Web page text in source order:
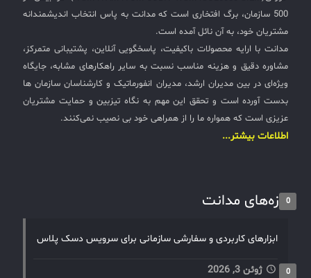
دسترسی‌های پرقدرت و تحلیل فایروال کاهش ریسک‌های
تحلیل لاگ‌ها، تشخیص تهدیدات کشف سریع تهدیدات و
حفظ امنیت شبکه Vulnerability Manager Plus شناسایی
آسیب‌پذیری‌ها، مدیریت ریسک، گزارش امنیتی کاهش خطر
نفوذ و بهبود وضعیت امنیتی سازمان ADSelf Service Plus
خدمات خودکار مدیریت رمز عبور و احراز هویت کاهش بار
کاری بخش IT و افزایش رضایت کاربران EventLog Analyzer
جمع‌آوری و تحلیل رویدادهای امنیتی پیگیری دقیق رخدادها و
500 سازمان، برگ افتخاری است که مدانت به پاس انتخاب اندیشمندانه
مشتریان خود، به آن نائل آمده است.
مدانت با ارایه محصولات باکیفیت، پاسخگویی آنلاین، پشتیبانی متمرکز،
مشاوره دقیق و هزینه مناسب نسبت به سایر راهکارهای مشابه، جایگاه
ویژه‌ای در بین مدیران ارشد، مدیران انفورماتیک و کارشناسان سازمان ها
بدست آورده است و تحقق این مهم به نگاه تیزبین و حمایت مشتریان
عزیزی است که همواره ما را از همراهی خود بی نصیب نمی‌کنند.
اطلاعات بیشتر...
تازه‌های مدانت0
ابزارهای کاربردی و سفارشی سازمانی برای سرویس دسک پلاس
ژوئن 3, 2026 0
✧
سلف سرویس کاربران
سامانه مدیریت دارایی‌ها [Asset Explorer]
سامانه مدیریت پشتیبانی مشتریان
DDI
ManageEngine Malware Protection Plus
سامانه مدیریت دسترسی ممتاز